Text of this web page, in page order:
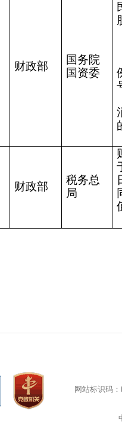
财政部
国务院
国资委
财政部
税务总
局
网站标识码